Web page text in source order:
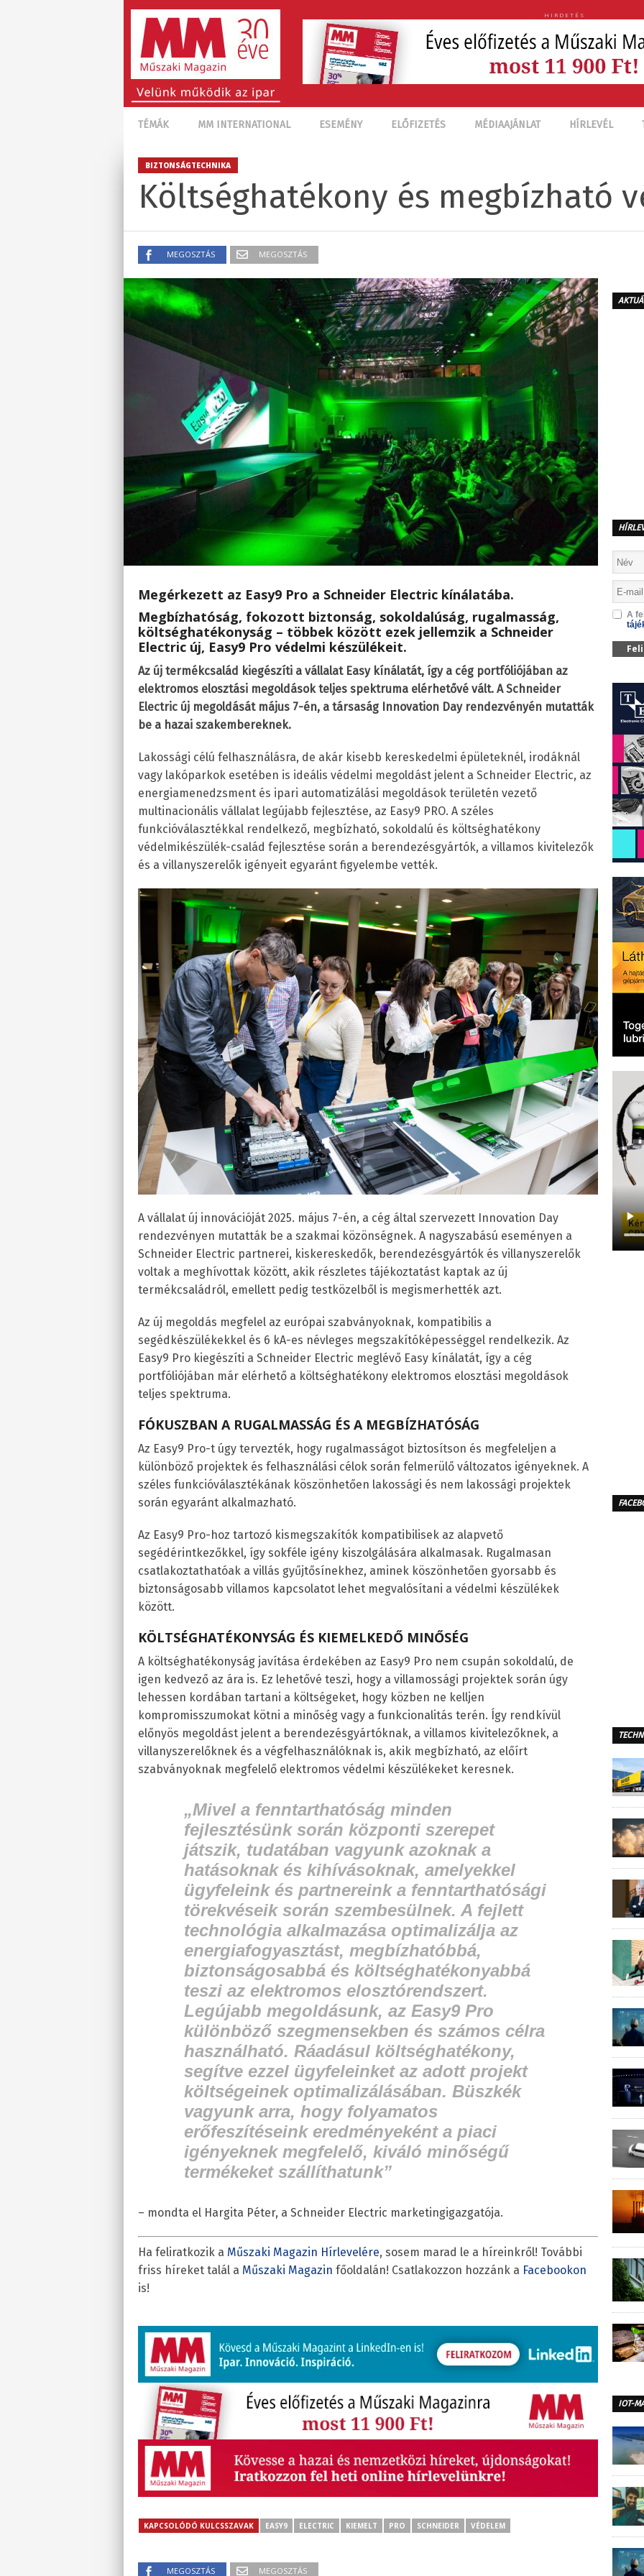
HIRDETÉS
TÉMÁK MM INTERNATIONAL ESEMÉNY ELŐFIZETÉS MÉDIAAJÁNLAT HÍRLEVÉL
BIZTONSÁGTECHNIKA
Költséghatékony és megbízható
MEGOSZTÁS MEGOSZTÁS
Megérkezett az Easy9 Pro a Schneider Electric kínálatába.
Megbízhatóság, fokozott biztonság, sokoldalúság, rugalmasság,
költséghatékonyság – többek között ezek jellemzik a Schneider
Electric új, Easy9 Pro védelmi készülékeit.
Az új termékcsalád kiegészíti a vállalat Easy kínálatát, így a cég portfóliójában az
elektromos elosztási megoldások teljes spektruma elérhetővé vált. A Schneider
Electric új megoldását május 7-én, a társaság Innovation Day rendezvényén mutatták
be a hazai szakembereknek.
Lakossági célú felhasználásra, de akár kisebb kereskedelmi épületeknél, irodáknál
vagy lakóparkok esetében is ideális védelmi megoldást jelent a Schneider Electric, az
energiamenedzsment és ipari automatizálási megoldások területén vezető
multinacionális vállalat legújabb fejlesztése, az Easy9 PRO. A széles
funkcióválasztékkal rendelkező, megbízható, sokoldalú és költséghatékony
védelmikészülék-család fejlesztése során a berendezésgyártók, a villamos kivitelezők
és a villanyszerelők igényeit egyaránt figyelembe vették.
A vállalat új innovációját 2025. május 7-én, a cég által szervezett Innovation Day
rendezvényen mutatták be a szakmai közönségnek. A nagyszabású eseményen a
Schneider Electric partnerei, kiskereskedők, berendezésgyártók és villanyszerelők
voltak a meghívottak között, akik részletes tájékoztatást kaptak az új
termékcsaládról, emellett pedig testközelből is megismerhették azt.
Az új megoldás megfelel az európai szabványoknak, kompatibilis a
segédkészülékekkel és 6 kA-es névleges megszakítóképességgel rendelkezik. Az
Easy9 Pro kiegészíti a Schneider Electric meglévő Easy kínálatát, így a cég
portfóliójában már elérhető a költséghatékony elektromos elosztási megoldások
teljes spektruma.
FÓKUSZBAN A RUGALMASSÁG ÉS A MEGBÍZHATÓSÁG
Az Easy9 Pro-t úgy tervezték, hogy rugalmasságot biztosítson és megfeleljen a
különböző projektek és felhasználási célok során felmerülő változatos igényeknek. A
széles funkcióválasztékának köszönhetően lakossági és nem lakossági projektek
során egyaránt alkalmazható.
Az Easy9 Pro-hoz tartozó kismegszakítók kompatibilisek az alapvető
segédérintkezőkkel, így sokféle igény kiszolgálására alkalmasak. Rugalmasan
csatlakoztathatóak a villás gyűjtősínekhez, aminek köszönhetően gyorsabb és
biztonságosabb villamos kapcsolatot lehet megvalósítani a védelmi készülékek
között.
KÖLTSÉGHATÉKONYSÁG ÉS KIEMELKEDŐ MINŐSÉG
A költséghatékonyság javítása érdekében az Easy9 Pro nem csupán sokoldalú, de
igen kedvező az ára is. Ez lehetővé teszi, hogy a villamossági projektek során úgy
lehessen kordában tartani a költségeket, hogy közben ne kelljen
kompromisszumokat kötni a minőség vagy a funkcionalitás terén. Így rendkívül
előnyös megoldást jelent a berendezésgyártóknak, a villamos kivitelezőknek, a
villanyszerelőknek és a végfelhasználóknak is, akik megbízható, az előírt
szabványoknak megfelelő elektromos védelmi készülékeket keresnek.
„Mivel a fenntarthatóság minden
fejlesztésünk során központi szerepet
játszik, tudatában vagyunk azoknak a
hatásoknak és kihívásoknak, amelyekkel
ügyfeleink és partnereink a fenntarthatósági
törekvéseik során szembesülnek. A fejlett
technológia alkalmazása optimalizálja az
energiafogyasztást, megbízhatóbbá,
biztonságosabbá és költséghatékonyabbá
teszi az elektromos elosztórendszert.
Legújabb megoldásunk, az Easy9 Pro
különböző szegmensekben és számos célra
használható. Ráadásul költséghatékony,
segítve ezzel ügyfeleinket az adott projekt
költségeinek optimalizálásában. Büszkék
vagyunk arra, hogy folyamatos
erőfeszítéseink eredményeként a piaci
igényeknek megfelelő, kiváló minőségű
termékeket szállíthatunk”
– mondta el Hargita Péter, a Schneider Electric marketingigazgatója.
Ha feliratkozik a Műszaki Magazin Hírlevelére, sosem marad le a híreinkről! További
friss híreket talál a Műszaki Magazin főoldalán! Csatlakozzon hozzánk a Facebookon
is!
KAPCSOLÓDÓ KULCSSZAVAK EASY9 ELECTRIC KIEMELT PRO SCHNEIDER VÉDELEM
MEGOSZTÁS MEGOSZTÁS
A
IOT-